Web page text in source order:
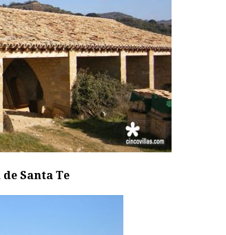
Santa Te